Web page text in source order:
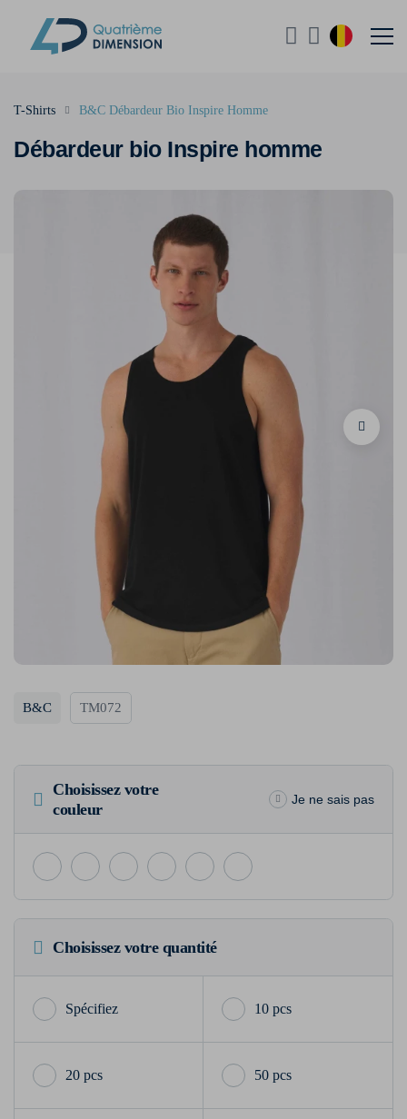
Débardeur bio Inspire homme
T-Shirts B&C Débardeur Bio Inspire Homme
B&C TM072
Choisissez votre
couleur
Je ne sais pas
Choisissez votre quantité
10 pcs
20 pcs 50 pcs